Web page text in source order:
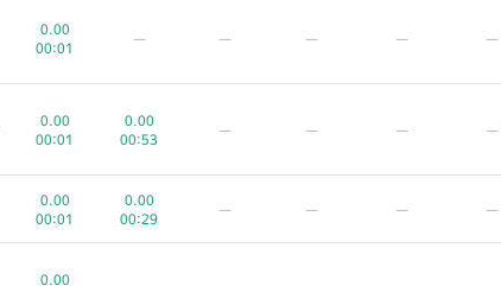
0.00
00:01
— — — — —
0.00
00:01
0.00
00:53
— — — —
0.00
00:01
0.00
00:29
— — — —
0.00